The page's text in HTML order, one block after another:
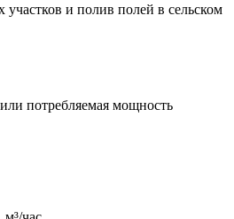
и полив полей в сельском
потребляемая мощность